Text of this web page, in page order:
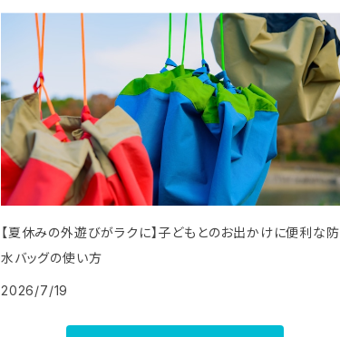
【夏休みの外遊びがラクに】子どもとのお出かけに便利な防
水バッグの使い方
2026/7/19